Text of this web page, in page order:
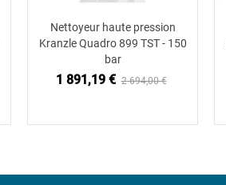
Ajouter au panier
Nettoyeur haute pression
Kranzle Quadro 899 TST - 150
bar
1 891,19 € 2 694,00 €